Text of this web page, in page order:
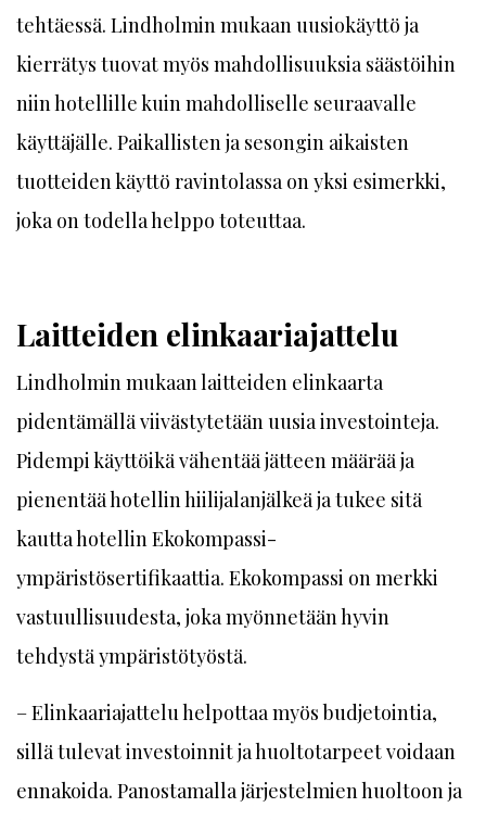
tehtäessä. Lindholmin mukaan uusiokäyttö ja
kierrätys tuovat myös mahdollisuuksia säästöihin
niin hotellille kuin mahdolliselle seuraavalle
käyttäjälle. Paikallisten ja sesongin aikaisten
tuotteiden käyttö ravintolassa on yksi esimerkki,
joka on todella helppo toteuttaa.
Laitteiden elinkaariajattelu
Lindholmin mukaan laitteiden elinkaarta
pidentämällä viivästytetään uusia investointeja.
Pidempi käyttöikä vähentää jätteen määrää ja
pienentää hotellin hiilijalanjälkeä ja tukee sitä
kautta hotellin Ekokompassi-
ympäristösertifikaattia. Ekokompassi on merkki
vastuullisuudesta, joka myönnetään hyvin
tehdystä ympäristötyöstä.
– Elinkaariajattelu helpottaa myös budjetointia,
sillä tulevat investoinnit ja huoltotarpeet voidaan
ennakoida. Panostamalla järjestelmien huoltoon ja